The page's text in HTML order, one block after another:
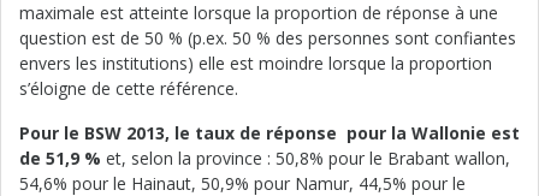
maximale est atteinte lorsque la proportion de réponse à une
question est de 50 % (p.ex. 50 % des personnes sont confiantes
envers les institutions) elle est moindre lorsque la proportion
s’éloigne de cette référence.
Pour le BSW 2013, le taux de réponse pour la Wallonie est
de 51,9 % et, selon la province : 50,8% pour le Brabant wallon,
54,6% pour le Hainaut, 50,9% pour Namur, 44,5% pour le